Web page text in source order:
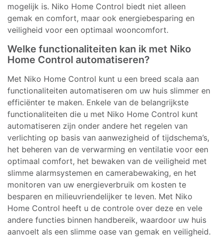
mogelijk is. Niko Home Control biedt niet alleen
gemak en comfort, maar ook energiebesparing en
veiligheid voor een optimaal wooncomfort.
Welke functionaliteiten kan ik met Niko
Home Control automatiseren?
Met Niko Home Control kunt u een breed scala aan
functionaliteiten automatiseren om uw huis slimmer en
efficiënter te maken. Enkele van de belangrijkste
functionaliteiten die u met Niko Home Control kunt
automatiseren zijn onder andere het regelen van
verlichting op basis van aanwezigheid of tijdschema’s,
het beheren van de verwarming en ventilatie voor een
optimaal comfort, het bewaken van de veiligheid met
slimme alarmsystemen en camerabewaking, en het
monitoren van uw energieverbruik om kosten te
besparen en milieuvriendelijker te leven. Met Niko
Home Control heeft u de controle over deze en vele
andere functies binnen handbereik, waardoor uw huis
aanvoelt als een slimme oase van gemak en veiligheid.